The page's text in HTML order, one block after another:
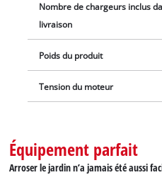
L’enrouleur de tuyau sans fil
chargeur. Ces accessoires
Nombre de chargeurs inclus
livraison
Poids du produit
Tension du moteur
Équipement parfait
Arroser le jardin n’a jamais été aussi